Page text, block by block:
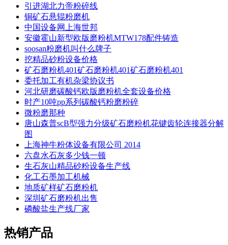
引进湖北力帝粉碎线
铜矿石悬辊粉磨机
中国设备网上海世邦
安徽霍山新型欧版磨粉机MTW178配件铸造
soosan粉磨机叫什么牌子
挖精品砂粉设备价格
矿石磨粉机401矿石磨粉机401矿石磨粉机401
委托加工有机杂梁协议书
河北研磨碳酸钙欧版磨粉机全套设备价格
时产10吨pp系列碳酸钙粉磨粉碎
微粉磨那种
唐山森普scB型强力分级矿石磨粉机花键齿轮连接器分解
图
上海神牛粉体设备有限公司 2014
六盘水石灰多少钱一顿
生石灰山精品砂粉设备生产线
化工石墨加工机械
地质矿样矿石磨粉机
深圳矿石磨粉机出售
磷酸盐生产线厂家
热销产品